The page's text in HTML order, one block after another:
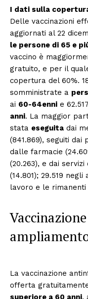
I dati sulla
Delle vaccinazioni
aggiornati al 22
le persone di 65 e
vaccino è
gratuito, e per il
copertura del 60%.
somministrate a
ai 60-64enni e
anni. La maggior
stata eseguita dai
(841.869), seguiti dai
dalle farmacie
(20.263), e dai
(14.801); 29.519
lavoro e le
La vaccinazione
offerta
superiore a 60 anni,